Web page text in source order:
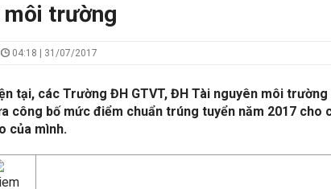
môi trường
04:18 | 31/07/2017
tại, các Trường ĐH GTVT, ĐH Tài nguyên môi
công bố mức điểm chuẩn trúng tuyển năm 2017 cho
của mình.